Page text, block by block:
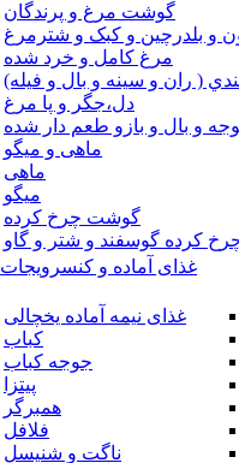
گوشت مرغ و پرندگان
و بلدرچین و کبک و شترمرغ
مرغ کامل و خرد شده
( ران و سينه و بال و فيله)
دل،جگر و پا مرغ
و بال و بازو طعم دار شده
ماهی و میگو
ماهی
میگو
گوشت چرخ کرده
کرده گوسفند و شتر و گاو
غذای آماده و کنسرویجات
غذای نیمه آماده یخچالی
کباب
جوجه کباب
پیتزا
همبرگر
فلافل
ناگت و شنیسل